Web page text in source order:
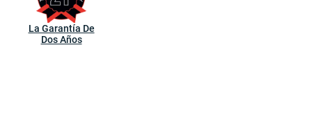
La Garantía De
Dos Años